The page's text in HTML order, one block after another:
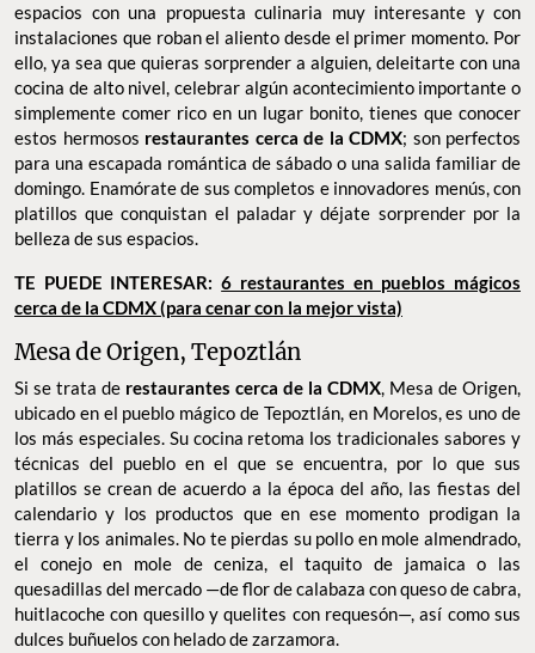
espacios con una propuesta culinaria muy interesante y con
instalaciones que roban el aliento desde el primer momento. Por
ello, ya sea que quieras sorprender a alguien, deleitarte con una
cocina de alto nivel, celebrar algún acontecimiento importante o
simplemente comer rico en un lugar bonito, tienes que conocer
estos hermosos restaurantes cerca de la CDMX; son perfectos
para una escapada romántica de sábado o una salida familiar de
domingo. Enamórate de sus completos e innovadores menús, con
platillos que conquistan el paladar y déjate sorprender por la
belleza de sus espacios.
TE PUEDE INTERESAR:6 restaurantes en pueblos mágicos
cerca de la CDMX (para cenar con la mejor vista)
Mesa de Origen, Tepoztlán
Si se trata de restaurantes cerca de la CDMX, Mesa de Origen,
ubicado en el pueblo mágico de Tepoztlán, en Morelos, es uno de
los más especiales. Su cocina retoma los tradicionales sabores y
técnicas del pueblo en el que se encuentra, por lo que sus
platillos se crean de acuerdo a la época del año, las fiestas del
calendario y los productos que en ese momento prodigan la
tierra y los animales. No te pierdas su pollo en mole almendrado,
el conejo en mole de ceniza, el taquito de jamaica o las
quesadillas del mercado —de flor de calabaza con queso de cabra,
huitlacoche con quesillo y quelites con requesón—, así como sus
dulces buñuelos con helado de zarzamora.